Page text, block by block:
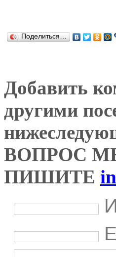
Поделиться…
Добавить
другими
ВОПРОС
ПИШИТЕ